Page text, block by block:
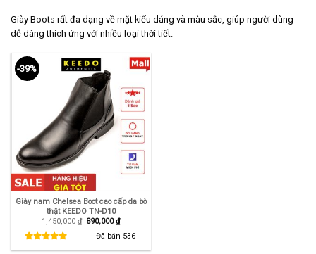
Giày Boots rất đa dạng về mặt kiểu dáng và màu sắc, giúp người dùng
dễ dàng thích ứng với nhiều loại thời tiết.
-39%
Giày nam Chelsea Boot cao cấp da bò
thật KEEDO TN-D10
1,450,000₫ Giá
1,450,000 ₫.
890,000₫Giá
hiện
tại
là:
890,000 ₫.
Đã bán 536